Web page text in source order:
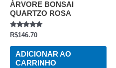
ÁRVORE BONSAI
QUARTZO ROSA
AVALIAÇÃO
DE
R$146.70
ADICIONAR AO
CARRINHO